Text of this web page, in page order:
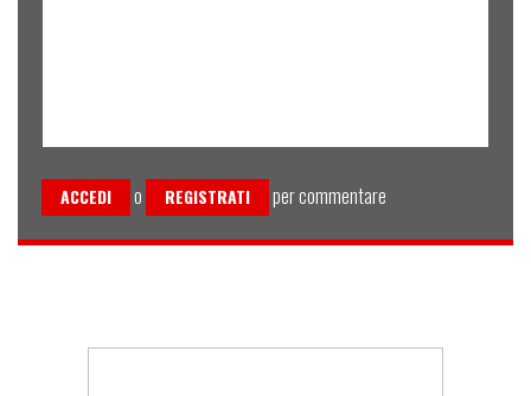
ACCEDI o REGISTRATI per commentare